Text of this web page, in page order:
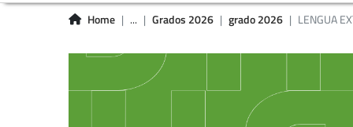
Home ... Grados 2026 grado 2026 LENGUA